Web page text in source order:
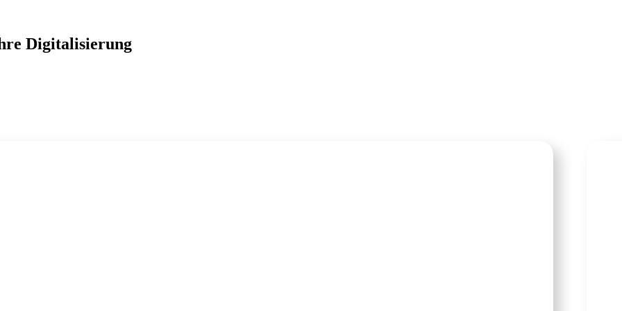
Digitalisierung